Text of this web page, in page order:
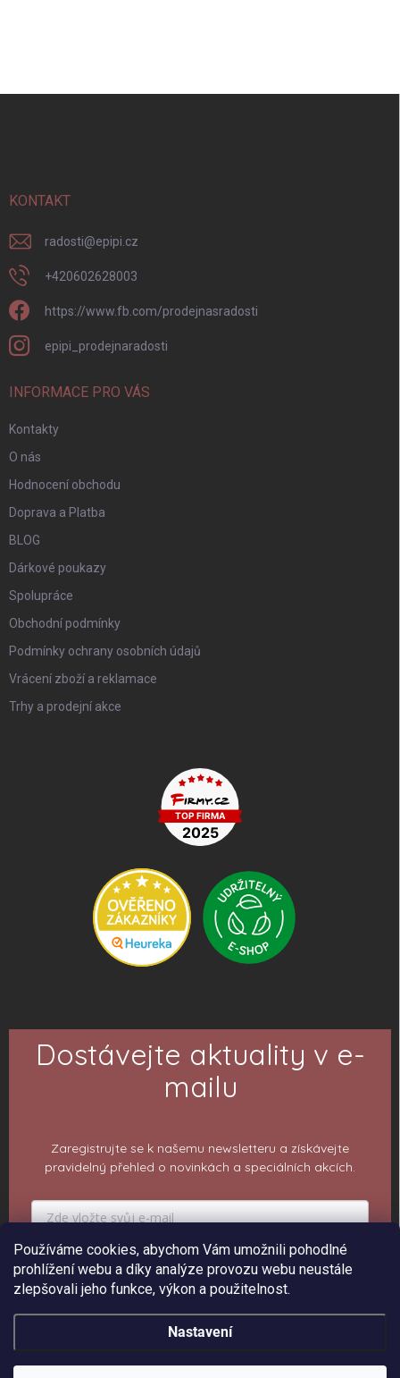
Používáme cookies, abychom Vám umožnili pohodlné
prohlížení webu a díky analýze provozu webu neustále
zlepšovali jeho funkce, výkon a použitelnost.
Nastavení
KONTAKT
radosti@epipi.cz
+420602628003
https://www.fb.com/prodejnasradosti
epipi_prodejnaradosti
INFORMACE PRO VÁS
Kontakty
O nás
Hodnocení obchodu
Doprava a Platba
BLOG
Dárkové poukazy
Spolupráce
Obchodní podmínky
Podmínky ochrany osobních údajů
Vrácení zboží a reklamace
Trhy a prodejní akce
Dostávejte aktuality v e-
mailu
Zaregistrujte se k našemu newsletteru a získávejte
pravidelný přehled o novinkách a speciálních akcích.
PŘIHLÁSIT K ODBĚRU
Copyright 2026ePiPí - Prodejna radostí. Všechna práva vyhrazena.Upravit